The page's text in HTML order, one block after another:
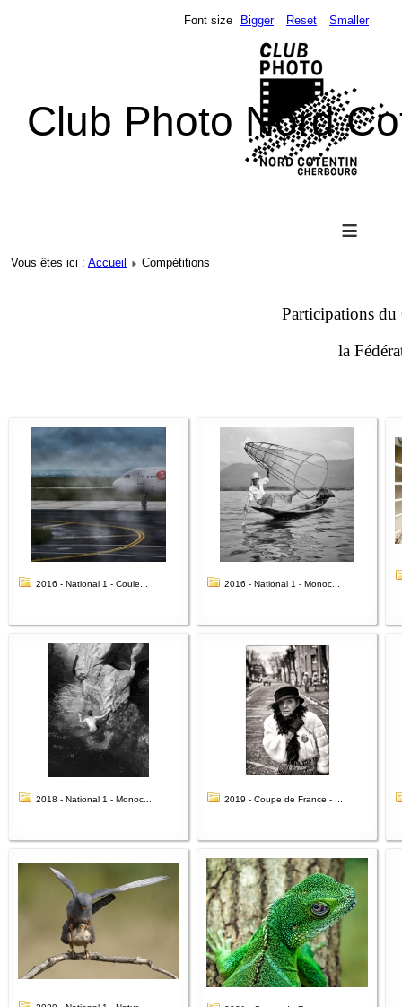
Club Photo Nord
Font size Bigger Reset Smaller
≡
Vous êtes ici : Accueil Compétitions
Participations du
la
2016 - National 1 - Coule... 2016 - National 1 - Monoc...
2018 - National 1 - Monoc... 2019 - Coupe de France - ...